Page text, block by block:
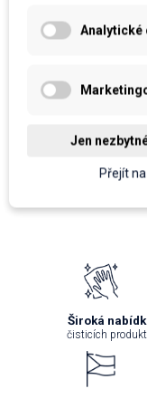
Skladem
548,80 Kč
Do košíku
Široká
čisticích
Analytické
Jen
Přejít